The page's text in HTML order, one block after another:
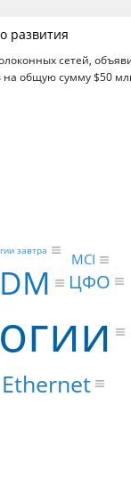
развития
сетей,
на общую сумму $50
Ethernet
ЦФО
MCI
завтра